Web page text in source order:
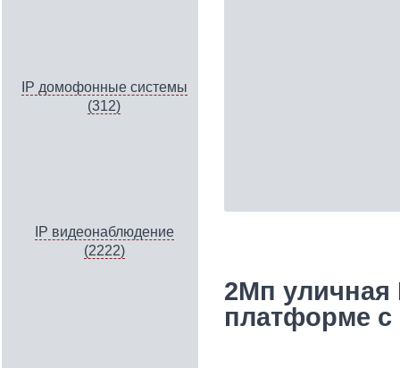
IP домофонные системы
(312)
IP видеонаблюдение
(2222)
2Мп уличная
платформе с